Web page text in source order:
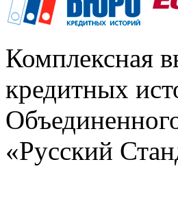
Комплексная
кредитных
«Русский